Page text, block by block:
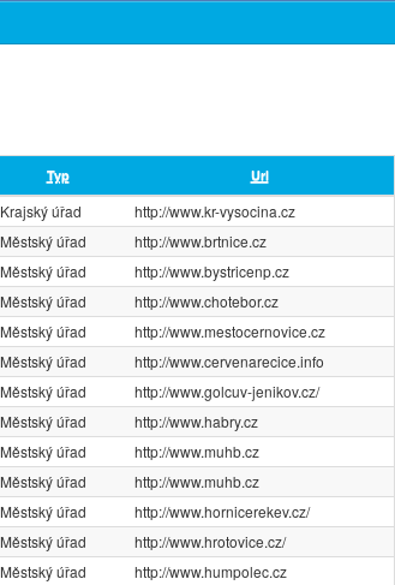
Typ Url
Krajský úřad
http://www.kr-vysocina.cz
Městský úřad
http://www.brtnice.cz
Městský úřad
http://www.bystricenp.cz
Městský úřad
http://www.chotebor.cz
Městský úřad
http://www.mestocernovice.cz
Městský úřad
http://www.cervenarecice.info
Městský úřad
http://www.golcuv-jenikov.cz/
Městský úřad
http://www.habry.cz
Městský úřad
http://www.muhb.cz
Městský úřad
http://www.muhb.cz
Městský úřad
http://www.hornicerekev.cz/
Městský úřad
http://www.hrotovice.cz/
Městský úřad
http://www.humpolec.cz